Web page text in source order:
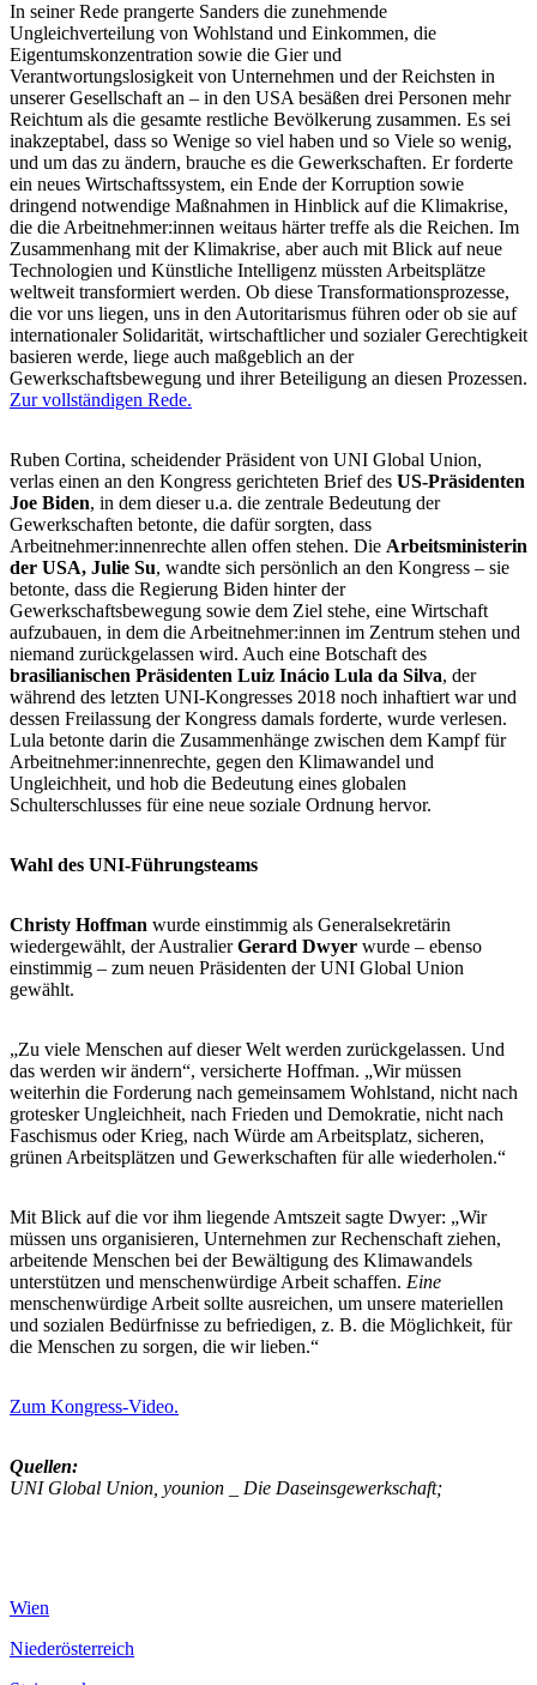
In seiner Rede prangerte Sanders die zunehmende
Ungleichverteilung von Wohlstand und Einkommen, die
Eigentumskonzentration sowie die Gier und
Verantwortungslosigkeit von Unternehmen und der Reichsten in
unserer Gesellschaft an – in den USA besäßen drei Personen mehr
Reichtum als die gesamte restliche Bevölkerung zusammen. Es sei
inakzeptabel, dass so Wenige so viel haben und so Viele so wenig,
und um das zu ändern, brauche es die Gewerkschaften. Er forderte
ein neues Wirtschaftssystem, ein Ende der Korruption sowie
dringend notwendige Maßnahmen in Hinblick auf die Klimakrise,
die die Arbeitnehmer:innen weitaus härter treffe als die Reichen. Im
Zusammenhang mit der Klimakrise, aber auch mit Blick auf neue
Technologien und Künstliche Intelligenz müssten Arbeitsplätze
weltweit transformiert werden. Ob diese Transformationsprozesse,
die vor uns liegen, uns in den Autoritarismus führen oder ob sie auf
internationaler Solidarität, wirtschaftlicher und sozialer Gerechtigkeit
basieren werde, liege auch maßgeblich an der
Gewerkschaftsbewegung und ihrer Beteiligung an diesen Prozessen.
Zur vollständigen Rede.
Ruben Cortina, scheidender Präsident von UNI Global Union,
verlas einen an den Kongress gerichteten Brief des US-Präsidenten
Joe Biden, in dem dieser u.a. die zentrale Bedeutung der
Gewerkschaften betonte, die dafür sorgten, dass
Arbeitnehmer:innenrechte allen offen stehen. Die Arbeitsministerin
der USA, Julie Su, wandte sich persönlich an den Kongress – sie
betonte, dass die Regierung Biden hinter der
Gewerkschaftsbewegung sowie dem Ziel stehe, eine Wirtschaft
aufzubauen, in dem die Arbeitnehmer:innen im Zentrum stehen und
niemand zurückgelassen wird. Auch eine Botschaft des
brasilianischen Präsidenten Luiz Inácio Lula da Silva, der
während des letzten UNI-Kongresses 2018 noch inhaftiert war und
dessen Freilassung der Kongress damals forderte, wurde verlesen.
Lula betonte darin die Zusammenhänge zwischen dem Kampf für
Arbeitnehmer:innenrechte, gegen den Klimawandel und
Ungleichheit, und hob die Bedeutung eines globalen
Schulterschlusses für eine neue soziale Ordnung hervor.
Wahl des UNI-Führungsteams
Christy Hoffman wurde einstimmig als Generalsekretärin
wiedergewählt, der AustralierGerard Dwyer wurde – ebenso
einstimmig – zum neuen Präsidenten der UNI Global Union
gewählt.
„Zu viele Menschen auf dieser Welt werden zurückgelassen. Und
das werden wir ändern“, versicherte Hoffman. „Wir müssen
weiterhin die Forderung nach gemeinsamem Wohlstand, nicht nach
grotesker Ungleichheit, nach Frieden und Demokratie, nicht nach
Faschismus oder Krieg, nach Würde am Arbeitsplatz, sicheren,
grünen Arbeitsplätzen und Gewerkschaften für alle wiederholen.“
Mit Blick auf die vor ihm liegende Amtszeit sagte Dwyer: „Wir
müssen uns organisieren, Unternehmen zur Rechenschaft ziehen,
arbeitende Menschen bei der Bewältigung des Klimawandels
unterstützen und menschenwürdige Arbeit schaffen. Eine
menschenwürdige Arbeit sollte ausreichen, um unsere materiellen
und sozialen Bedürfnisse zu befriedigen, z. B. die Möglichkeit, für
die Menschen zu sorgen, die wir lieben.“
Zum Kongress-Video.
Quellen:
UNI Global Union, younion _ Die Daseinsgewerkschaft;
Wien
Niederösterreich